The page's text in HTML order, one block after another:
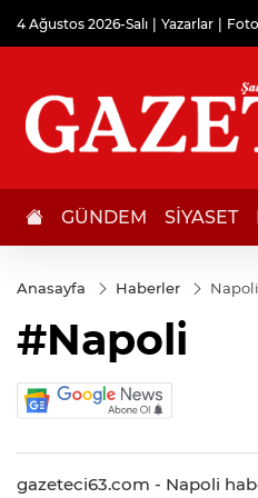
4 Ağustos 2026-Salı Yazarlar
GÜNDEM SİYASET
Anasayfa Haberler Napoli
#Napoli
gazeteci63.com - Napoli